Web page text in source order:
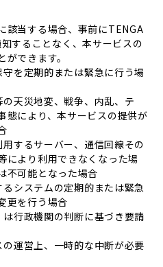
該当する場合、事前にTENGA
することなく、本サービスの
できます。
を定期的または緊急に行う場
天災地変、戦争、内乱、テ
態により、本サービスの提供が
するサーバー、通信回線その
により利用できなくなった場
不可能となった場合
システムの定期的または緊急
更を行う場合
行政機関の判断に基づき要請
運営上、一時的な中断が必要